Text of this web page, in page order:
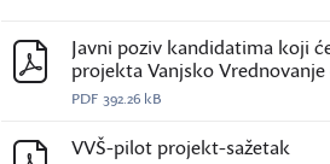
Javni poziv kandidatima koji
projekta Vanjsko Vrednovanje
PDF 392.26 kB
VVŠ-pilot projekt-sažetak